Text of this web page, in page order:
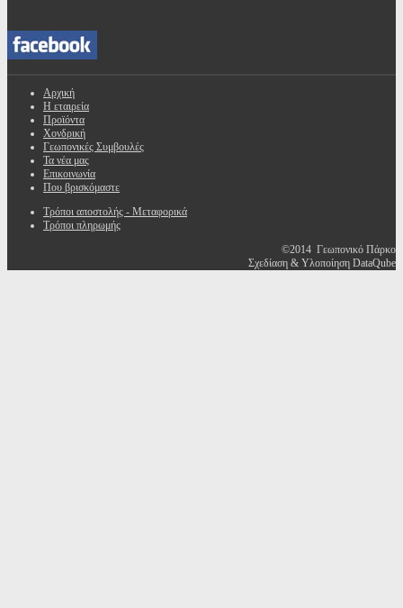
Αρχική
Η εταιρεία
Προϊόντα
Χονδρική
Γεωπονικές Συμβουλές
Τα νέα μας
Επικοινωνία
Που βρισκόμαστε
Τρόποι αποστολής - Μεταφορικά
Τρόποι πληρωμής
©2014 Γεωπονικό Πάρκο
Σχεδίαση & Υλοποίηση DataQube